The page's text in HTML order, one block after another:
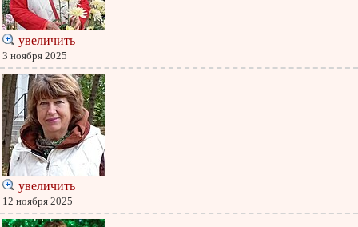
увеличить
3 ноября 2025
увеличить
12 ноября 2025